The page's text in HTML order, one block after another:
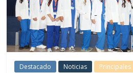
Destacado Noticias Principales